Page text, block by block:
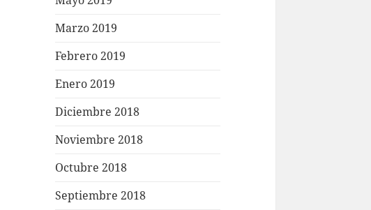
Marzo 2019
Febrero 2019
Enero 2019
Diciembre 2018
Noviembre 2018
Octubre 2018
Septiembre 2018